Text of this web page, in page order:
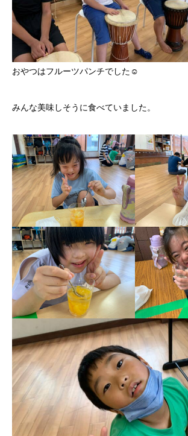
おやつはフルーツパンチでした☺
みんな美味しそうに食べていました。